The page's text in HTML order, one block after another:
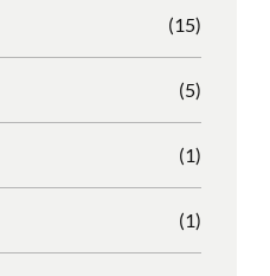
(15)
(5)
(1)
(1)